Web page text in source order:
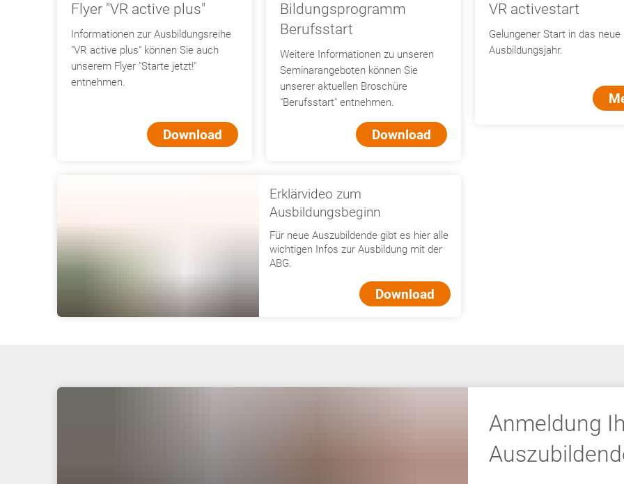
Flyer "VR active plus"
Informationen zur Ausbildungsreihe
"VR active plus" können Sie auch
unserem Flyer "Starte jetzt!"
entnehmen.
Download
Bildungsprogramm
Berufsstart
Weitere Informationen zu unseren
Seminarangeboten können Sie
unserer aktuellen Broschüre
"Berufsstart" entnehmen.
Download
Erklärvideo zum
Ausbildungsbeginn
Für neue Auszubildende gibt es hier alle
wichtigen Infos zur Ausbildung mit der
ABG.
Download
VR activestart
Gelungener Start in das neue
Ausbildungsjahr.
Anmeldung